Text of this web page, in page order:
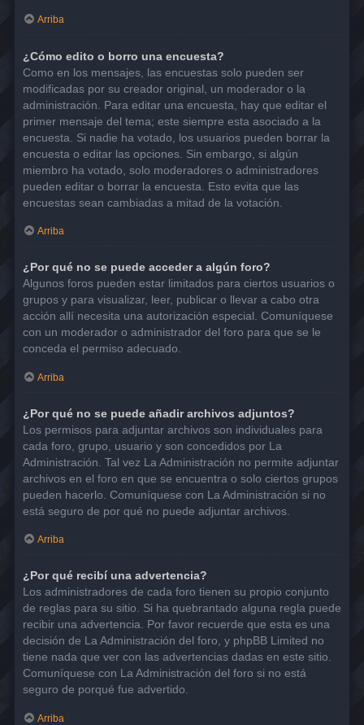
Arriba
¿Cómo edito o borro una encuesta?
Como en los mensajes, las encuestas solo pueden ser
modificadas por su creador original, un moderador o la
administración. Para editar una encuesta, hay que editar el
primer mensaje del tema; este siempre esta asociado a la
encuesta. Si nadie ha votado, los usuarios pueden borrar la
encuesta o editar las opciones. Sin embargo, si algún
miembro ha votado, solo moderadores o administradores
pueden editar o borrar la encuesta. Esto evita que las
encuestas sean cambiadas a mitad de la votación.
Arriba
¿Por qué no se puede acceder a algún foro?
Algunos foros pueden estar limitados para ciertos usuarios o
grupos y para visualizar, leer, publicar o llevar a cabo otra
acción allí necesita una autorización especial. Comuníquese
con un moderador o administrador del foro para que se le
conceda el permiso adecuado.
Arriba
¿Por qué no se puede añadir archivos adjuntos?
Los permisos para adjuntar archivos son individuales para
cada foro, grupo, usuario y son concedidos por La
Administración. Tal vez La Administración no permite adjuntar
archivos en el foro en que se encuentra o solo ciertos grupos
pueden hacerlo. Comuníquese con La Administración si no
está seguro de por qué no puede adjuntar archivos.
Arriba
¿Por qué recibí una advertencia?
Los administradores de cada foro tienen su propio conjunto
de reglas para su sitio. Si ha quebrantado alguna regla puede
recibir una advertencia. Por favor recuerde que esta es una
decisión de La Administración del foro, y phpBB Limited no
tiene nada que ver con las advertencias dadas en este sitio.
Comuníquese con La Administración del foro si no está
seguro de porqué fue advertido.
Arriba